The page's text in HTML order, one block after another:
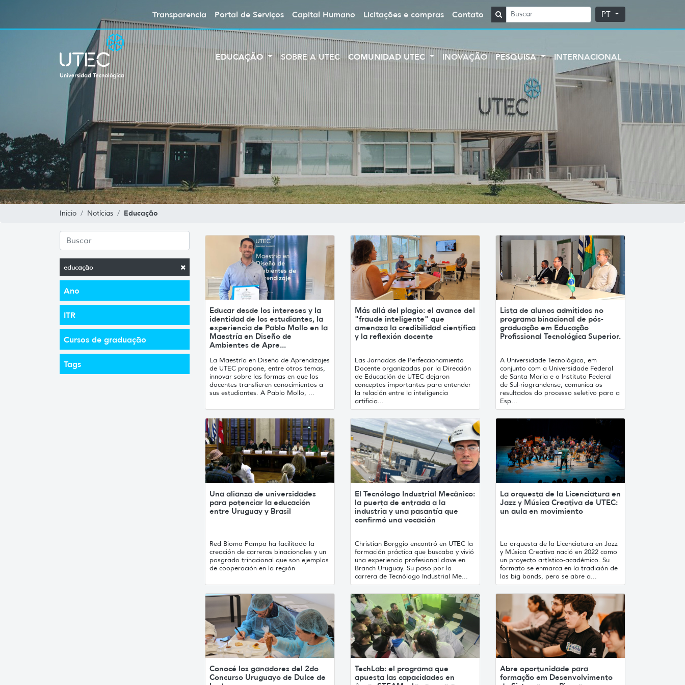
Transparencia Portal de Serviços Capital Humano Licitações e compras Contato PT
EDUCAÇÃO SOBRE A UTEC COMUNIDAD UTEC INOVAÇÃO PESQUISA INTERNACIONAL
Inicio Notícias Educação
educação
Ano
ITR
Cursos de graduação
Tags
Educar desde los intereses y la
identidad de los estudiantes, la
experiencia de Pablo Mollo en la
Maestría en Diseño de
Ambientes de Apre...
La Maestría en Diseño de Aprendizajes
de UTEC propone, entre otros temas,
innovar sobre las formas en que los
docentes transfieren conocimientos a
sus estudiantes. A Pablo Mollo, ...
Más allá del plagio: el avance del
"fraude inteligente" que
amenaza la credibilidad científica
y la reflexión docente
Las Jornadas de Perfeccionamiento
Docente organizadas por la Dirección
de Educación de UTEC dejaron
conceptos importantes para entender
la relación entre la inteligencia
artificia...
Lista de alunos admitidos no
programa binacional de pós-
graduação em Educação
Profissional Tecnológica Superior.
A Universidade Tecnológica, em
conjunto com a Universidade Federal
de Santa Maria e o Instituto Federal
de Sul-riograndense, comunica os
resultados do processo seletivo para a
Esp...
Una alianza de universidades
para potenciar la educación
entre Uruguay y Brasil
Red Bioma Pampa ha facilitado la
creación de carreras binacionales y un
posgrado trinacional que son ejemplos
de cooperación en la región
El Tecnólogo Industrial Mecánico:
la puerta de entrada a la
industria y una pasantía que
confirmó una vocación
Christian Borggio encontró en UTEC la
formación práctica que buscaba y vivió
una experiencia profesional clave en
Branch Uruguay. Su paso por la
carrera de Tecnólogo Industrial Me...
La orquesta de la Licenciatura en
Jazz y Música Creativa de UTEC:
un aula en movimiento
La orquesta de la Licenciatura en Jazz
y Música Creativa nació en 2022 como
un proyecto artístico-académico. Su
formato se enmarca en la tradición de
las big bands, pero se abre a...
Conocé los ganadores del 2do
Concurso Uruguayo de Dulce de
TechLab: el programa que
apuesta las capacidades en
Abre oportunidade para
formação em Desenvolvimento